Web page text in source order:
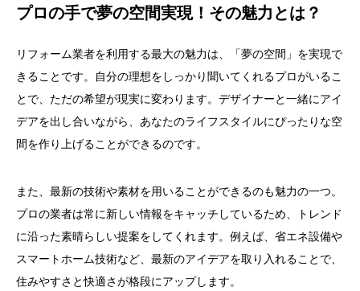
プロの手で夢の空間実現！その魅力とは？
リフォーム業者を利用する最大の魅力は、「夢の空間」を実現で
きることです。自分の理想をしっかり聞いてくれるプロがいるこ
とで、ただの希望が現実に変わります。デザイナーと一緒にアイ
デアを出し合いながら、あなたのライフスタイルにぴったりな空
間を作り上げることができるのです。
また、最新の技術や素材を用いることができるのも魅力の一つ。
プロの業者は常に新しい情報をキャッチしているため、トレンド
に沿った素晴らしい提案をしてくれます。例えば、省エネ設備や
スマートホーム技術など、最新のアイデアを取り入れることで、
住みやすさと快適さが格段にアップします。